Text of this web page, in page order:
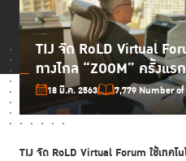
TIJ จัด RoLD Virtual
ทางไกล “ZOOM” ครั้งแรก
18 มี.ค. 2563 7,779 Number
TIJจัด RoLD Virtual Forum ใช้เทคโ